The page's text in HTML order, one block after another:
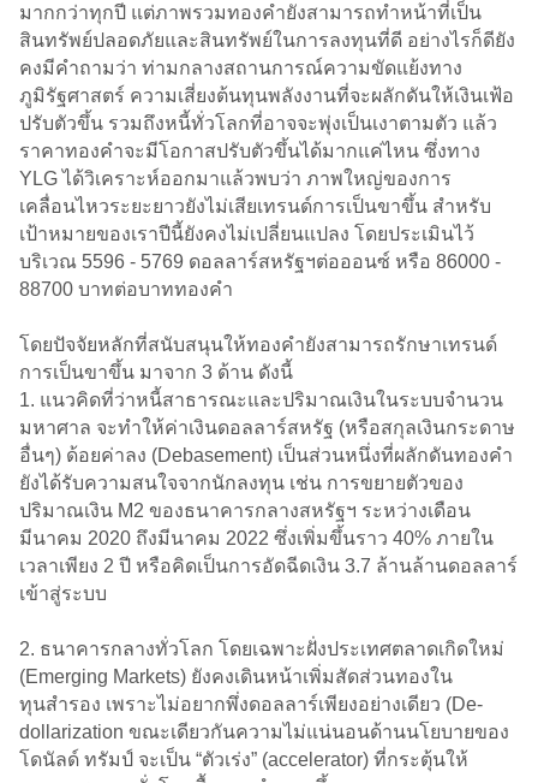
มากกว่าทุกปี แต่ภาพรวมทองคำยังสามารถทำหน้าที่เป็น
สินทรัพย์ปลอดภัยและสินทรัพย์ในการลงทุนที่ดี อย่างไรก็ดียัง
คงมีคำถามว่า ท่ามกลางสถานการณ์ความขัดแย้งทาง
ภูมิรัฐศาสตร์ ความเสี่ยงต้นทุนพลังงานที่จะผลักดันให้เงินเฟ้อ
ปรับตัวขึ้น รวมถึงหนี้ทั่วโลกที่อาจจะพุ่งเป็นเงาตามตัว แล้ว
ราคาทองคำจะมีโอกาสปรับตัวขึ้นได้มากแค่ไหน ซึ่งทาง
YLG ได้วิเคราะห์ออกมาแล้วพบว่า ภาพใหญ่ของการ
เคลื่อนไหวระยะยาวยังไม่เสียเทรนด์การเป็นขาขึ้น สำหรับ
เป้าหมายของเราปีนี้ยังคงไม่เปลี่ยนแปลง โดยประเมินไว้
บริเวณ 5596 - 5769 ดอลลาร์สหรัฐฯต่อออนซ์ หรือ 86000 -
88700 บาทต่อบาททองคำ
โดยปัจจัยหลักที่สนับสนุนให้ทองคำยังสามารถรักษาเทรนด์
การเป็นขาขึ้น มาจาก 3 ด้าน ดังนี้
1. แนวคิดที่ว่าหนี้สาธารณะและปริมาณเงินในระบบจำนวน
มหาศาล จะทำให้ค่าเงินดอลลาร์สหรัฐ (หรือสกุลเงินกระดาษ
อื่นๆ) ด้อยค่าลง (Debasement) เป็นส่วนหนึ่งที่ผลักดันทองคำ
ยังได้รับความสนใจจากนักลงทุน เช่น การขยายตัวของ
ปริมาณเงิน M2 ของธนาคารกลางสหรัฐฯ ระหว่างเดือน
มีนาคม 2020 ถึงมีนาคม 2022 ซึ่งเพิ่มขึ้นราว 40% ภายใน
เวลาเพียง 2 ปี หรือคิดเป็นการอัดฉีดเงิน 3.7 ล้านล้านดอลลาร์
เข้าสู่ระบบ
2. ธนาคารกลางทั่วโลก โดยเฉพาะฝั่งประเทศตลาดเกิดใหม่
(Emerging Markets) ยังคงเดินหน้าเพิ่มสัดส่วนทองใน
ทุนสำรอง เพราะไม่อยากพึ่งดอลลาร์เพียงอย่างเดียว (De-
dollarization ขณะเดียวกันความไม่แน่นอนด้านนโยบายของ
โดนัลด์ ทรัมป์ จะเป็น “ตัวเร่ง” (accelerator) ที่กระตุ้นให้